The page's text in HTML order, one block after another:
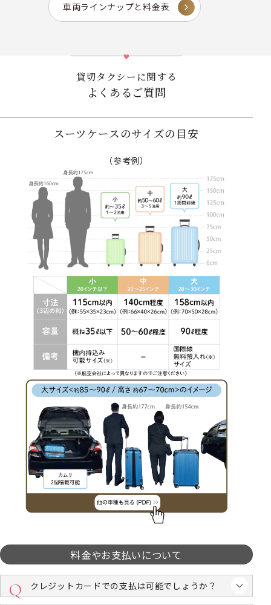
車両ラインナップと料金表
貸切タクシーに関する
よくあるご質問
スーツケースのサイズの目安
（参考例）
料金やお支払いについて
クレジットカードでの支払は可能でしょうか？